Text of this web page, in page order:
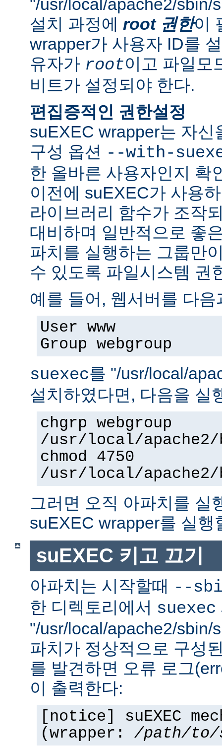
"/usr/local/apache2/sbin/
설치 과정에 root 권한이
wrapper가 사용자 ID를
유자가 root이고 파일모
비트가 설정되야 한다.
편집증적인 권한설정
suEXEC wrapper는 자신
구성 옵션 --with-
한 올바른 사용자인지 확
이전에 suEXEC가 사용
라이브러리 함수가 조작
대비하며 일반적으로 좋
파치를 실행하는 그룹만
수 있도록 파일시스템 권
예를 들어, 웹서버를 다
User www
Group webgroup
suexec를 "/usr/local/
설치하였다면, 다음을 실
chgrp webgroup
/usr/local/apache2/
chmod 4750
/usr/local/apache2/
그러면 오직 아파치를 실
suEXEC wrapper를 실행
suEXEC 키고 끄기
아파치는 시작할때 --
한 디렉토리에서 suexec
"/usr/local/apache2/sbin/
파치가 정상적으로 구성
를 발견하면 오류 로그
이 출력한다:
[notice] suEXEC
(wrapper: /path/to/